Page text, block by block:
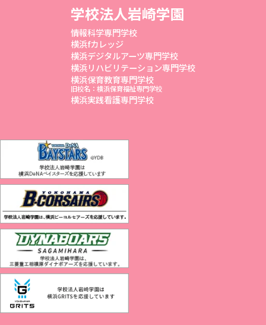
学校法人岩崎学園
情報科学専門学校
横浜fカレッジ
横浜デジタルアーツ専門学校
横浜リハビリテーション専門学校
横浜保育教育専門学校
旧校名：横浜保育福祉専門学校
横浜実践看護専門学校